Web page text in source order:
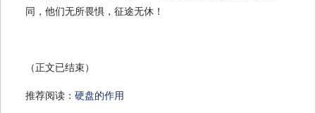
同，他们无所畏惧，征途无休！
（正文已结束）
推荐阅读： 硬盘的作用